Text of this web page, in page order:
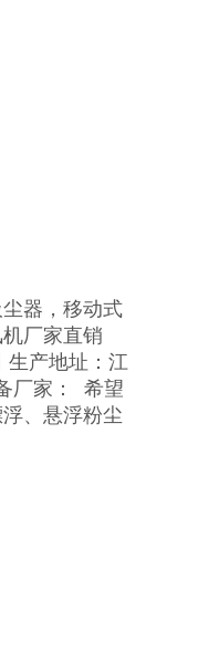
器，移动式
厂家直销
生产地址：江
厂家： 希望
、悬浮粉尘